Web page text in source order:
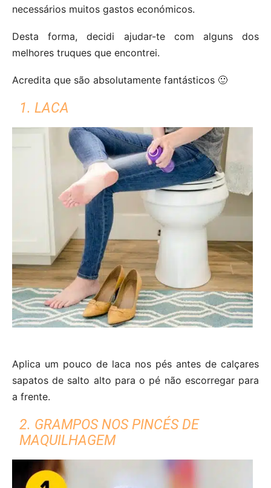
necessários muitos gastos económicos.
Desta forma, decidi ajudar-te com alguns dos
melhores truques que encontrei.
Acredita que são absolutamente fantásticos 🙂
1. LACA
Aplica um pouco de laca nos pés antes de calçares
sapatos de salto alto para o pé não escorregar para
a frente.
2. GRAMPOS NOS PINCÉS DE
MAQUILHAGEM